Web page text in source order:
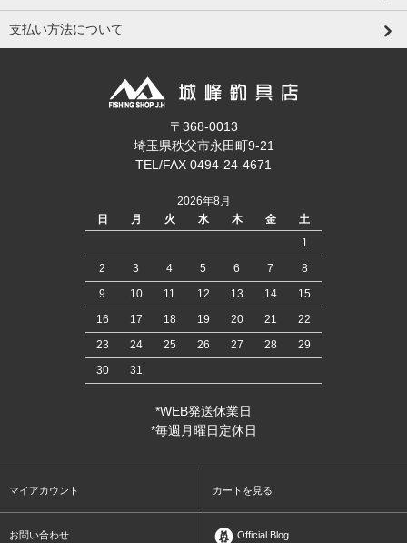
支払い方法について
〒368-0013
埼玉県秩父市永田町9-21
TEL/FAX 0494-24-4671
2026年8月
日
月 火 水 木 金
土
1
2
3 4 5 6 7
8
9
10 11 12 13 14
15
16
17 18 19 20 21
22
23
24 25 26 27 28
29
30
31
*WEB発送休業日
*毎週月曜日定休日
マイアカウント カートを見る
お問い合わせ Official Blog